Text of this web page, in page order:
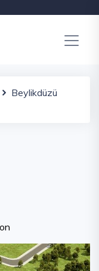
Beylikdüzü